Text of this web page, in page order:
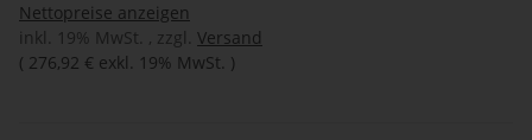
Nettopreise anzeigen
inkl. 19% MwSt. , zzgl. Versand
( 276,92 € exkl. 19% MwSt. )